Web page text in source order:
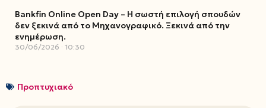
Bankfin Online Open Day – Η σωστή επιλογή σπουδών
δεν ξεκινά από το Μηχανογραφικό. Ξεκινά από την
ενημέρωση.
30/06/2026 10:30
Προπτυχιακό